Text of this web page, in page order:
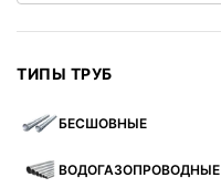
ТИПЫ ТРУБ
БЕСШОВНЫЕ
ВОДОГАЗОПРОВОДНЫЕ